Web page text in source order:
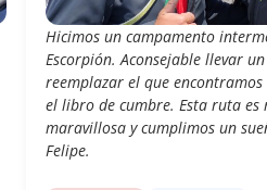
Hicimos un campamento
Escorpión. Aconsejable llevar
reemplazar el que
el libro de cumbre. Esta ruta es
maravillosa y cumplimos un
Felipe.